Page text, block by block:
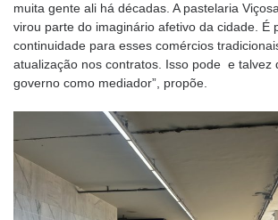
muita gente ali há décadas. A pastelaria
virou parte do imaginário afetivo da cidade. É
continuidade para esses comércios
atualização nos contratos. Isso pode e talvez
governo como mediador”, propõe.